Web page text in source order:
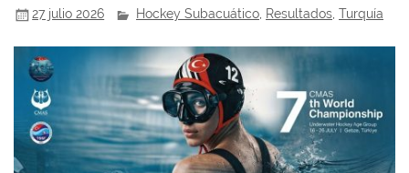
27 julio 2026 Hockey Subacuático, Resultados,Turquía